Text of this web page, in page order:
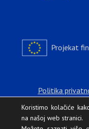
Projekat
Politika
Koristimo kolačiće
na našoj web stranici.